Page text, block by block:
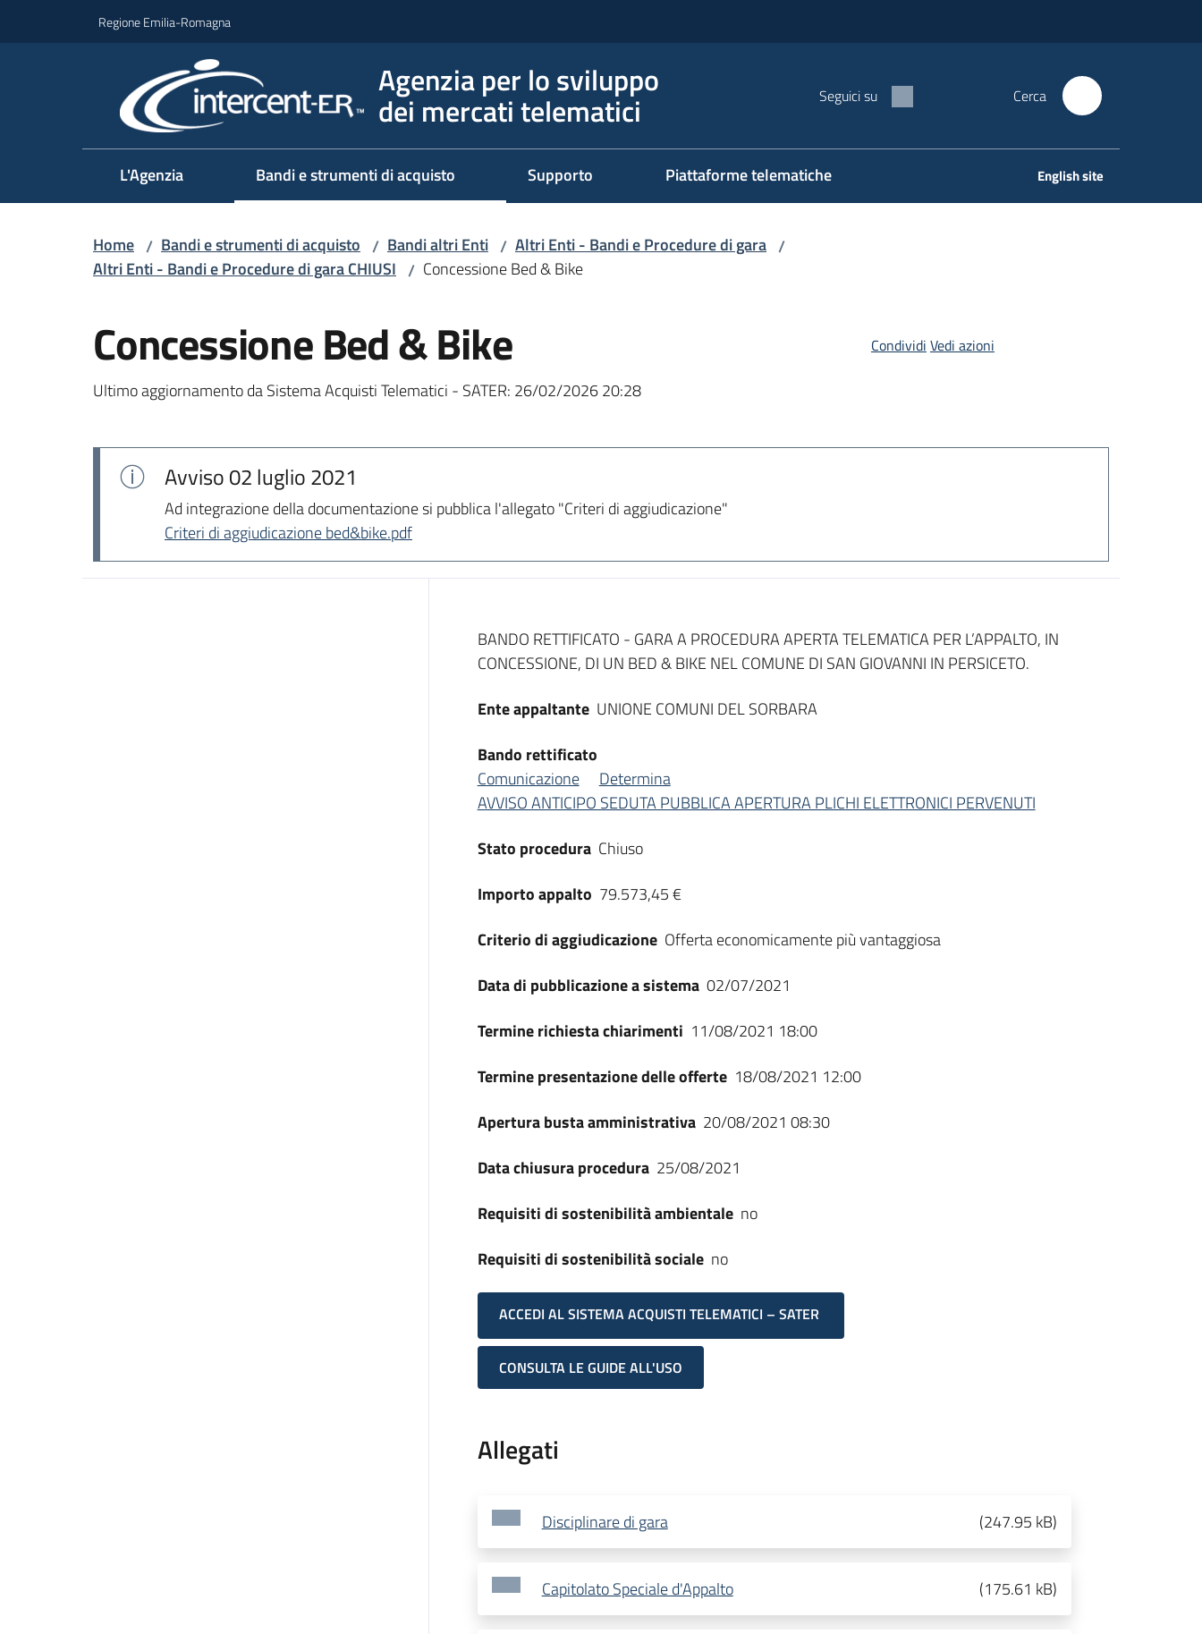
Regione Emilia-Romagna
Agenzia per lo sviluppo
dei mercati telematici Seguici su Cerca
L'Agenzia Bandi e strumenti di acquisto Supporto Piattaforme telematiche English site
Home / Bandi e strumenti di acquisto / Bandi altri Enti / Altri Enti - Bandi e Procedure di gara /
Altri Enti - Bandi e Procedure di gara CHIUSI / Concessione Bed & Bike
Concessione Bed & Bike
Ultimo aggiornamento da Sistema Acquisti Telematici - SATER: 26/02/2026 20:28
Condividi Vedi azioni
Avviso02 luglio 2021
Ad integrazione della documentazione si pubblica l'allegato "Criteri di aggiudicazione"
Criteri di aggiudicazione bed&bike.pdf
Dati del bando
BANDO RETTIFICATO - GARA A PROCEDURA APERTA TELEMATICA PER L’APPALTO, IN
CONCESSIONE, DI UN BED & BIKE NEL COMUNE DI SAN GIOVANNI IN PERSICETO.
Ente appaltante UNIONE COMUNI DEL SORBARA
Bando rettificato
Comunicazione
Determina
AVVISO ANTICIPO SEDUTA PUBBLICA APERTURA PLICHI ELETTRONICI PERVENUTI
Stato procedura Chiuso
Importo appalto 79.573,45 €
Criterio di aggiudicazione Offerta economicamente più vantaggiosa
Data di pubblicazione a sistema 02/07/2021
Termine richiesta chiarimenti 11/08/2021 18:00
Termine presentazione delle offerte 18/08/2021 12:00
Apertura busta amministrativa 20/08/2021 08:30
Data chiusura procedura 25/08/2021
Requisiti di sostenibilità ambientale no
Requisiti di sostenibilità sociale no
ACCEDI AL SISTEMA ACQUISTI TELEMATICI – SATER
CONSULTA LE GUIDE ALL'USO
Allegati
Disciplinare di gara (247.95 kB)
Capitolato Speciale d'Appalto (175.61 kB)